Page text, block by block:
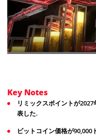
Key Notes
リミックスポイントが
表した.
ビットコイン価格が